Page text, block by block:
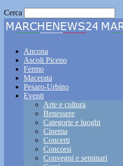
Cerca
Ancona
Ascoli Piceno
Fermo
Macerata
Pesaro-Urbino
Eventi
Arte e cultura
Benessere
Categorie e luoghi
Cinema
Concerti
Concorsi
Convegni e seminari